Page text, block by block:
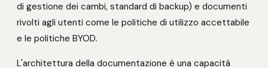
di gestione dei cambi, standard di backup) e documenti
rivolti agli utenti come le politiche di utilizzo accettabile
e le politiche BYOD.
L'architettura della documentazione è una capacità